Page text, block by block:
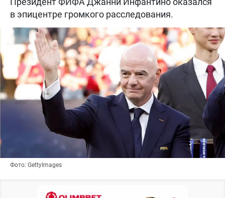
в эпицентре громкого расследования.
Фото: GettyImages